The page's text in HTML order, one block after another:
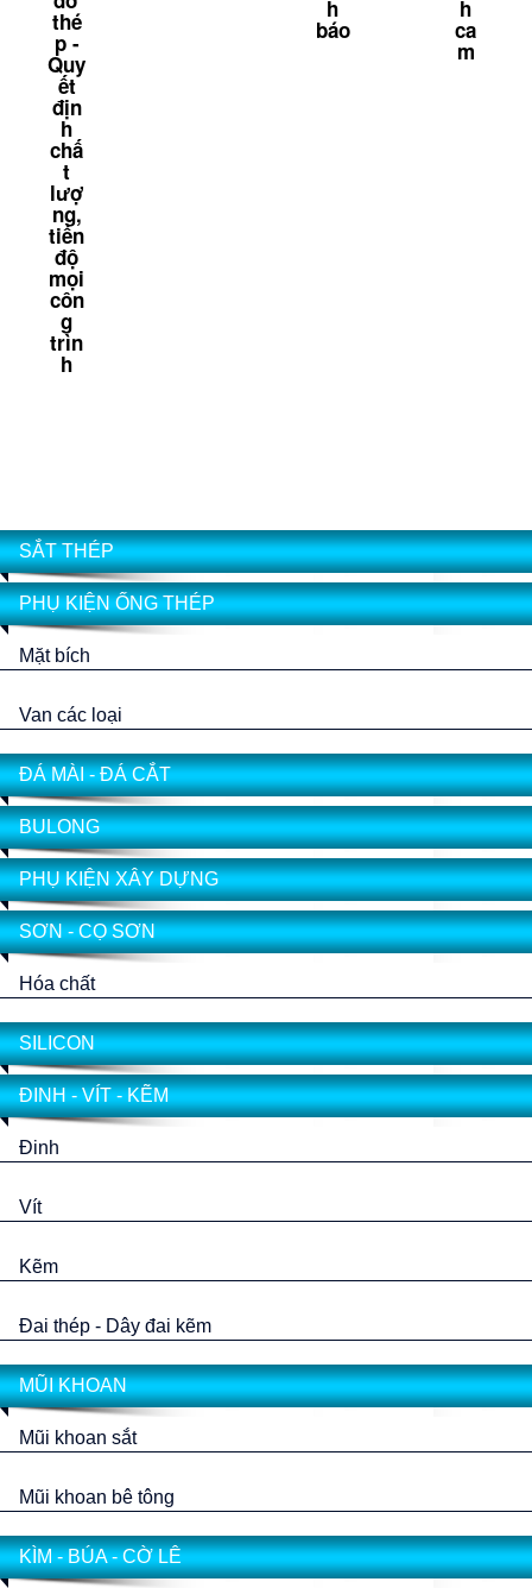
thé
p -
Quy
ết
địn
h
chấ
t
lượ
ng,
tiến
độ
mọi
côn
g
trìn
h
h
báo
h
ca
m
SẮT THÉP
PHỤ KIỆN ỐNG THÉP
Mặt bích
Van các loại
ĐÁ MÀI - ĐÁ CẮT
BULONG
PHỤ KIỆN XÂY DỰNG
SƠN - CỌ SƠN
Hóa chất
SILICON
ĐINH - VÍT - KẼM
Đinh
Vít
Kẽm
Đai thép - Dây đai kẽm
MŨI KHOAN
Mũi khoan sắt
Mũi khoan bê tông
KÌM - BÚA - CỜ LÊ